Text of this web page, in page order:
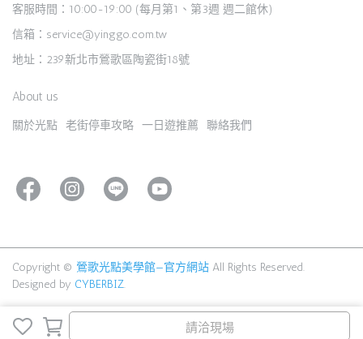
請洽現場
客服時間：10:00-19:00 (每月第1、第3週 週二館休)
信箱：service@yinggo.com.tw
地址：239新北市鶯歌區陶瓷街18號
About us
關於光點 老街停車攻略 一日遊推薦 聯絡我們
Copyright © 鶯歌光點美學館—官方網站 All Rights Reserved.
Designed by CYBERBIZ.